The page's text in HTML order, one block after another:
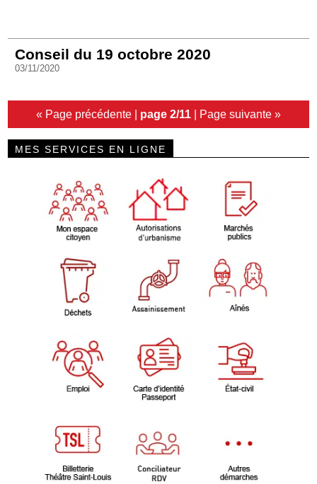
Conseil du 19 octobre 2020
03/11/2020
« Page précédente | page 2/11 | Page suivante »
MES SERVICES EN LIGNE